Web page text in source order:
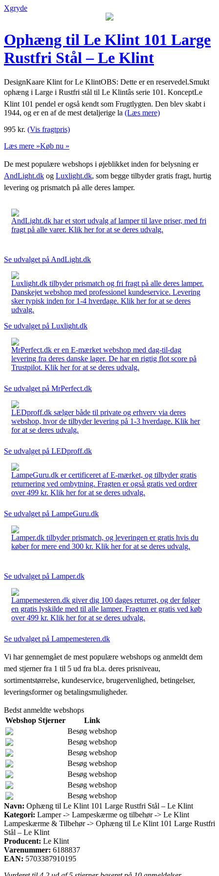
Xgryde
Ophæng til Le Klint 101 Large
Rustfri Stål – Le Klint
DesignKaare Klint for Le KlintOBS: Dette er en reservedel.Smukt
ophæng i Large i Rustfri stål til Le Klintâs serie 101. KonceptLe
Klint 101 pendel er også kendt som Frugtlygten. Den blev skabt i
1944, og er en af de mest detaljerige la (Læs mere)
995 kr. (Vis fragtpris)
Læs mere »Køb nu »
De mest populære webshops i øjeblikket inden for belysning er
AndLight.dk og Luxlight.dk, som begge tilbyder gratis fragt, hurtig
levering og prismatch på alle deres lamper.
AndLight.dk har et stort udvalg af lamper til lave priser, med fri
fragt på alle varer. Klik her for at se deres udvalg.
Se udvalget på AndLight.dk
Luxlight.dk tilbyder prismatch og fri fragt på alle deres lamper.
Danskejet webshop med professionel kundeservice. Levering
sker typisk inden for 1-4 hverdage. Klik her for at se deres
udvalg.
Se udvalget på Luxlight.dk
MrPerfect.dk er en E-mærket webshop med dag-til-dag
levering fra deres danske lager. De har en rigtig flot score på
Trustpilot. Klik her for at se deres udvalg.
Se udvalget på MrPerfect.dk
LEDproff.dk sælger både til private og erhverv via deres
webshop, hvor de tilbyder levering på 1-3 hverdage. Klik her
for at se deres udvalg.
Se udvalget på LEDproff.dk
LampeGuru.dk er certificeret af E-mærket, og tilbyder gratis
returnering ved ombytning. Fragten er også gratis ved ordrer
over 499 kr. Klik her for at se deres udvalg.
Se udvalget på LampeGuru.dk
Lamper.dk tilbyder prismatch, og leveringen er gratis hvis du
køber for mere end 300 kr. Klik her for at se deres udvalg.
Se udvalget på Lamper.dk
Lampemesteren.dk giver dig 100 dages returret, og der følger
en gratis lyskilde med til alle lamper. Fragten er gratis ved køb
over 499 kr. Klik her for at se deres udvalg.
Se udvalget på Lampemesteren.dk
Vi har gennemgået de mest populære webshops og anmeldt dem
med stjerner fra 1 til 5 ud fra bl.a. deres prisniveau,
sortimentstørrelse, kundeservice, brugervenlighed, betingelser,
leveringsformer og betalingsmuligheder.
Bedst anmeldte webshops
Webshop Stjerner
Link
Besøg webshop
Besøg webshop
Besøg webshop
Besøg webshop
Besøg webshop
Besøg webshop
Besøg webshop
Navn: Ophæng til Le Klint 101 Large Rustfri Stål – Le Klint
Kategori: Lamper -> Lampeskærme og tilbehør -> Le Klint
Lampeskærme & Tilbehør -> Ophæng til Le Klint 101 Large Rustfri
Stål – Le Klint
Producent: Le Klint
Varenummer: 6188837
EAN: 5703387910195